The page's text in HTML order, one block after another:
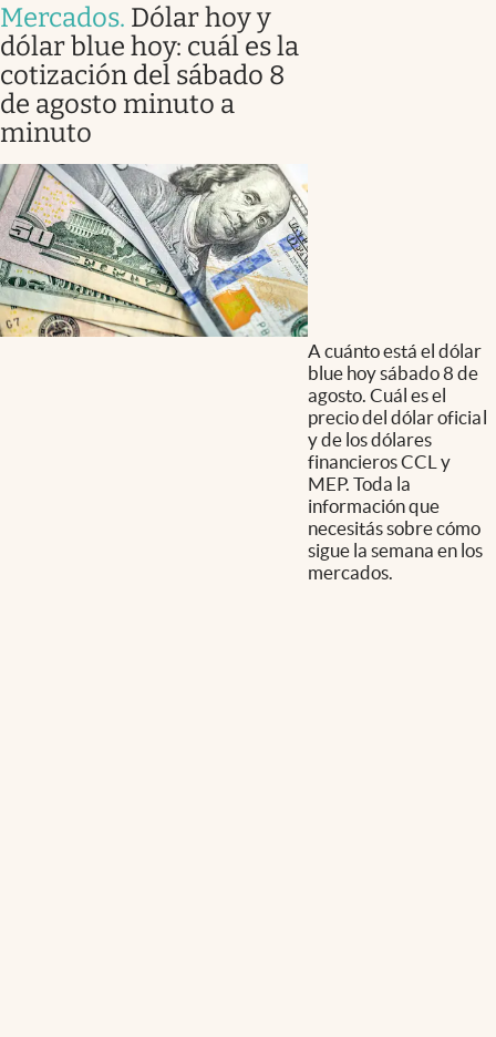
Mercados. Dólar hoy y
dólar blue hoy: cuál es la
cotización del sábado 8
de agosto minuto a
minuto
A cuánto está el dólar
blue hoy sábado 8 de
agosto. Cuál es el
precio del dólar oficial
y de los dólares
financieros CCL y
MEP. Toda la
información que
necesitás sobre cómo
sigue la semana en los
mercados.